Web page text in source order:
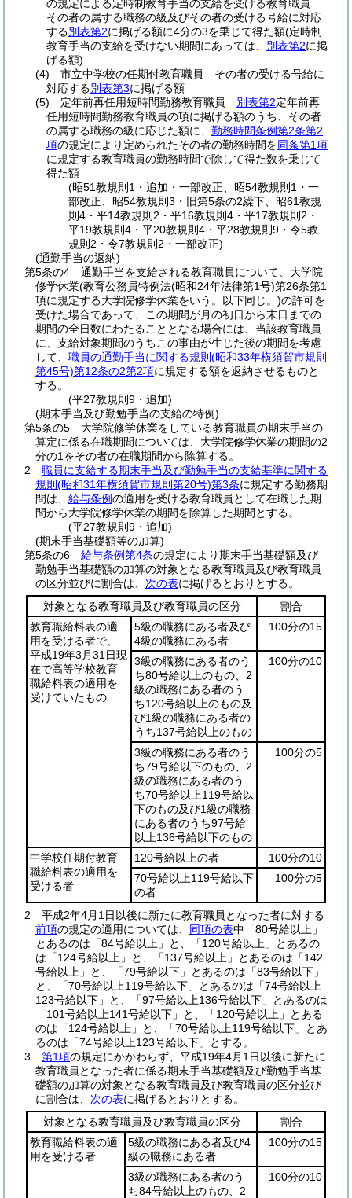
の規定による定時制教育手当の支給を受ける教育職員
その者の属する職務の級及びその者の受ける号給に対応
する別表第2に掲げる額に4分の3を乗じて得た額(定時制
教育手当の支給を受けない期間にあっては、 別表第2に掲
げる額)
(4)
市立中学校の任期付教育職員 その者の受ける号給に
対応する別表第3に掲げる額
(5)
定年前再任用短時間勤務教育職員 別表第2定年前再
任用短時間勤務教育職員の項に掲げる額のうち、その者
の属する職務の級に応じた額に、 勤務時間条例第2条第2
項の規定により定められたその者の勤務時間を同条第1項
に規定する教育職員の勤務時間で除して得た数を乗じて
得た額
(昭51教規則1・追加・一部改正、昭54教規則1・一
部改正、昭54教規則3・旧第5条の2繰下、昭61教規
則4・平14教規則2・平16教規則4・平17教規則2・
平19教規則4・平20教規則4・平28教規則9・令5教
規則2・令7教規則2・一部改正)
(通勤手当の返納)
第5条の4
通勤手当を支給される教育職員について、大学院
修学休業(教育公務員特例法(昭和24年法律第1号)第26条第1
項に規定する大学院修学休業をいう。以下同じ。)の許可を
受けた場合であって、この期間が月の初日から末日までの
期間の全日数にわたることとなる場合には、当該教育職員
に、支給対象期間のうちこの事由が生じた後の期間を考慮
して、 職員の通勤手当に関する規則 (昭和33年横須賀市規則
第45号)第12条の2第2項に規定する額を返納させるものと
する。
(平27教規則9・追加)
(期末手当及び勤勉手当の支給の特例)
第5条の5
大学院修学休業をしている教育職員の期末手当の
算定に係る在職期間については、大学院修学休業の期間の2
分の1をその者の在職期間から除算する。
2
職員に支給する期末手当及び勤勉手当の支給基準に関する
規則 (昭和31年横須賀市規則第20号)第3条に規定する勤務期
間は、 給与条例の適用を受ける教育職員として在職した期
間から大学院修学休業の期間を除算した期間とする。
(平27教規則9・追加)
(期末手当基礎額等の加算)
第5条の6
給与条例第4条の規定により期末手当基礎額及び
勤勉手当基礎額の加算の対象となる教育職員及び教育職員
の区分並びに割合は、 次の表に掲げるとおりとする。
対象となる教育職員及び教育職員の区分
割合
教育職給料表の適
用を受ける者で、
平成19年3月31日現
在で高等学校教育
職給料表の適用を
受けていたもの
5級の職務にある者及び
4級の職務にある者
100分の15
3級の職務にある者のう
ち80号給以上のもの、2
級の職務にある者のう
ち120号給以上のもの及
び1級の職務にある者の
うち137号給以上のもの
100分の10
3級の職務にある者のう
ち79号給以下のもの、2
級の職務にある者のう
ち70号給以上119号給以
下のもの及び1級の職務
にある者のうち97号給
以上136号給以下のもの
100分の5
中学校任期付教育
職給料表の適用を
受ける者
120号給以上の者
100分の10
70号給以上119号給以下
の者
100分の5
2
平成2年4月1日以後に新たに教育職員となった者に対する
前項の規定の適用については、 同項の表中「80号給以上」
とあるのは「84号給以上」と、「120号給以上」とあるの
は「124号給以上」と、「137号給以上」とあるのは「142
号給以上」と、「79号給以下」とあるのは「83号給以下」
と、「70号給以上119号給以下」とあるのは「74号給以上
123号給以下」と、「97号給以上136号給以下」とあるのは
「101号給以上141号給以下」と、「120号給以上」とある
のは「124号給以上」と、「70号給以上119号給以下」とあ
るのは「74号給以上123号給以下」とする。
3
第1項の規定にかかわらず、平成19年4月1日以後に新たに
教育職員となった者に係る期末手当基礎額及び勤勉手当基
礎額の加算の対象となる教育職員及び教育職員の区分並び
に割合は、 次の表に掲げるとおりとする。
対象となる教育職員及び教育職員の区分
割合
教育職給料表の適
用を受ける者
5級の職務にある者及び4
級の職務にある者
100分の15
3級の職務にある者のう
ち84号給以上のもの、2
100分の10